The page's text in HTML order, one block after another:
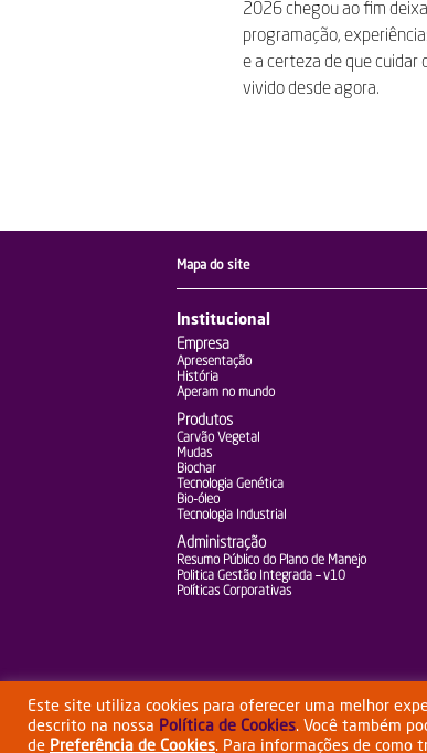
2026 chegou ao fim
programação,
e a certeza de que
vivido desde agora.
Mapa do site
Institucional
Empresa
Apresentação
História
Aperam no mundo
Produtos
Carvão Vegetal
Mudas
Biochar
Tecnologia Genética
Bio-óleo
Tecnologia Industrial
Administração
Resumo Público do Plano de Manejo
Politica Gestão Integrada – v10
Políticas Corporativas
• Esta empresa tem o apoio do
Este site utiliza cookies para oferecer uma melhor
descrito na nossa Política de Cookies. Você também
de Preferência de Cookies. Para informações de como